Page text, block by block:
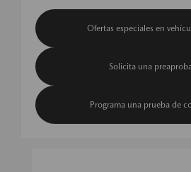
Ofertas especiales en
Solicita una
Programa una prueba de